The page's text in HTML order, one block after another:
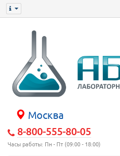
Москва
8-800-555-80-05
Часы работы: Пн - Пт (09:00 - 18:00)